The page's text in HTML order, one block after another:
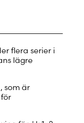
flera serier i
lägre
, som är